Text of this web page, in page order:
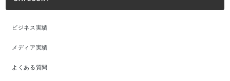
ビジネス実績
メディア実績
よくある質問